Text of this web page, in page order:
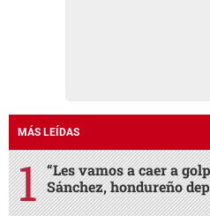
MÁS LEÍDAS
“Les vamos a caer a
Sánchez, hondureño